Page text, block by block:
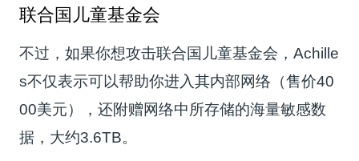
联合国儿童基金会
不过，如果你想攻击联合国儿童基金会，Achille
s不仅表示可以帮助你进入其内部网络（售价40
00美元），还附赠网络中所存储的海量敏感数
据，大约3.6TB。